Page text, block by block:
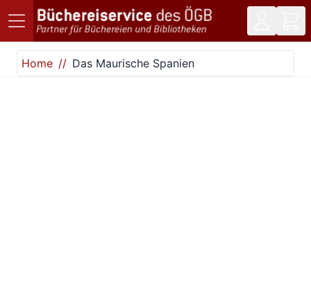
Direkt zum Inhalt
Home
Das Maurische Spanien